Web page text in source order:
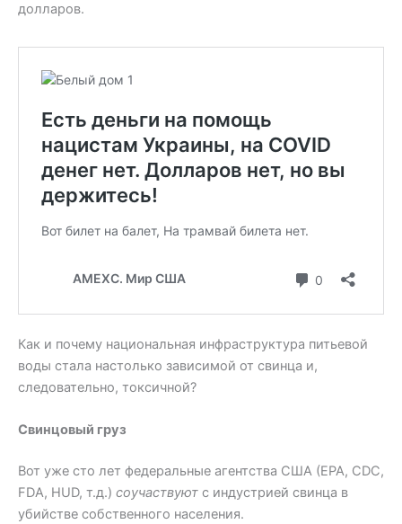
долларов.
Как и почему национальная инфраструктура питьевой
воды стала настолько зависимой от свинца и,
следовательно, токсичной?
Свинцовый груз
Вот уже сто лет федеральные агентства США (EPA, CDC,
FDA, HUD, т.д.) соучаствуют с индустрией свинца в
убийстве собственного населения.